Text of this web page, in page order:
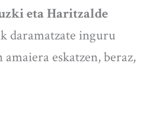
eta Haritzalde
daramatzate inguru
eskatzen, beraz,